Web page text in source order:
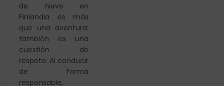
de nieve en
Finlandia es más
que una aventura:
también es una
cuestión de
respeto. Al conducir
de forma
responsable,